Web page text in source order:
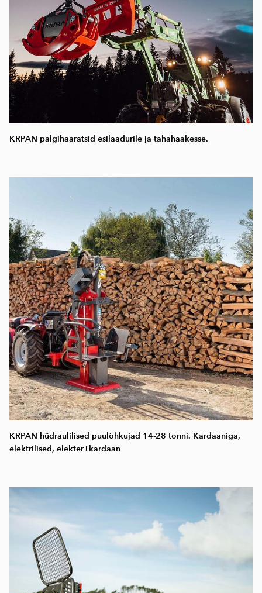
KRPAN palgihaaratsid esilaadurile ja tahahaakesse.
KRPAN hüdraulilised puulõhkujad 14-28 tonni. Kardaaniga,
elektrilised, elekter+kardaan